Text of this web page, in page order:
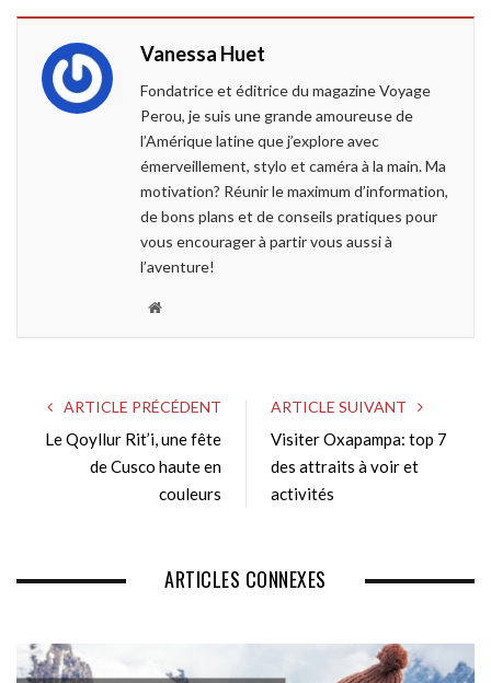
o
k
r
+
I
n
Vanessa Huet
Fondatrice et éditrice du magazine Voyage
Perou, je suis une grande amoureuse de
l’Amérique latine que j’explore avec
émerveillement, stylo et caméra à la main. Ma
motivation? Réunir le maximum d’information,
de bons plans et de conseils pratiques pour
vous encourager à partir vous aussi à
l’aventure!
W
i
t
e
ARTICLE PRÉCÉDENT
Le Qoyllur Rit’i, une fête
de Cusco haute en
couleurs
ARTICLE SUIVANT
Visiter Oxapampa: top 7
des attraits à voir et
activités
ARTICLES CONNEXES